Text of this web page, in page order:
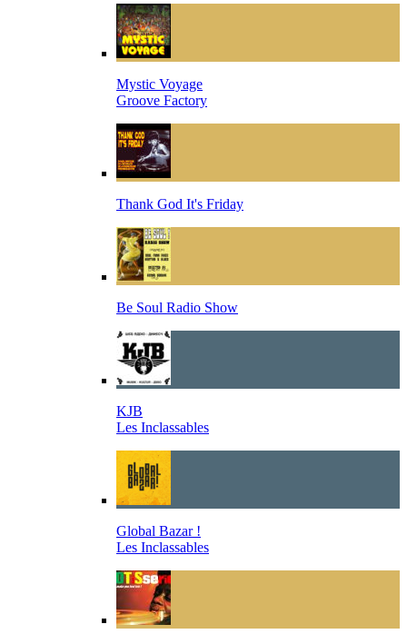
Mystic Voyage
Groove Factory
Thank God It's Friday
Be Soul Radio Show
KJB
Les Inclassables
Global Bazar !
Les Inclassables